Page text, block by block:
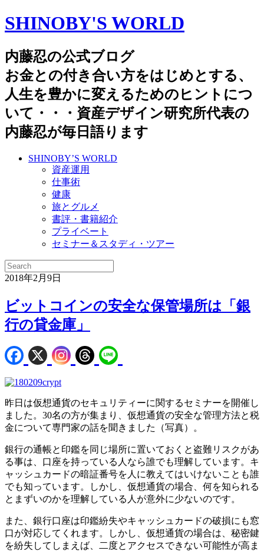
SHINOBY'S WORLD
内藤忍の公式ブログ
お金との付き合い方をはじめとする、
人生を豊かに変えるためのヒントにつ
いて・・・資産デザイン研究所代表の
内藤忍が毎日語ります
SHINOBY’S WORLD
資産運用
仕事術
健康
旅とグルメ
書評・書籍紹介
プライベート
セミナー＆スタディ・ツアー
2018年2月9日
ビットコインの安全な保管場所は「銀
行の貸金庫」
昨日は仮想通貨のセキュリティーに関するセミナーを開催し
ました。30名の方が集まり、仮想通貨の安全な管理方法と税
金について専門家の話を聞きました（写真）。
銀行の通帳と印鑑を同じ場所に置いておくと盗難リスクがあ
る事は、口座を持っている人なら誰でも理解しています。キ
ャッシュカードの暗証番号を人に教えてはいけないことも誰
でも知っています。しかし、仮想通貨の場合、何を知られる
とまずいのかを理解している人が意外に少ないのです。
また、銀行口座は印鑑紛失やキャッシュカードの破損にも窓
口が対応してくれます。しかし、仮想通貨の場合は、秘密鍵
を紛失してしまえば、二度とアクセスできない可能性が高ま